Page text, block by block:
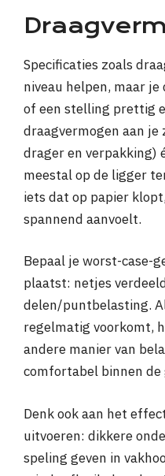
Specificaties zoals
niveau helpen, maar
of een stelling prettig
draagvermogen aan
drager en verpakking)
meestal op de ligger
iets dat op papier
spannend aanvoelt.
Bepaal je worst-case-
plaatst: netjes
delen/puntbelasting.
regelmatig voorkomt,
andere manier van
comfortabel binnen
Denk ook aan het
uitvoeren: dikkere
speling geven in